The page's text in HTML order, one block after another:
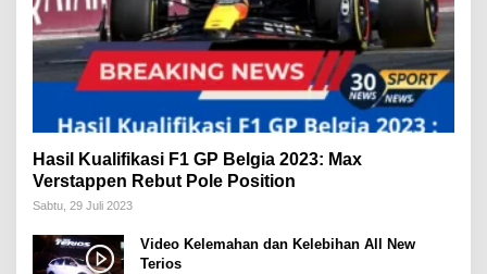
Hasil Kualifikasi F1 GP Belgia 2023: Max
Verstappen Rebut Pole Position
Sabtu, 29 Juli 2023
Video Kelemahan dan Kelebihan All New
Terios